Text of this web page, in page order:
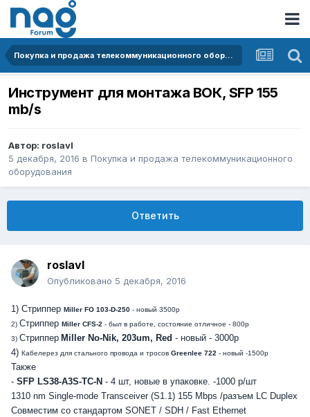
Покупка и продажа телекоммуникационного оборудования
Инструмент для монтажа ВОК, SFP 155
mb/s
Автор: roslavl
5 декабря, 2016 в Покупка и продажа телекоммуникационного
оборудования
Ответить
roslavl
Опубликовано 5 декабря, 2016
1) Стриппер Miller FO 103-D-250 - новый 3500р
2) Стриппер Miller CFS-2 - был в работе, состояние отличное - 800р
3) Стриппер Miller No-Nik, 203um, Red - новый - 3000р
4) Кабелерез для стального провода и тросов Greenlee 722 - новый -1500р
Также
- SFP LS38-A3S-TC-N - 4 шт, новые в упаковке. -1000 р/шт
1310 nm Single-mode Transceiver (S1.1) 155 Mbps /разъем LC Duplex
Совместим со стандартом SONET / SDH / Fast Ethernet